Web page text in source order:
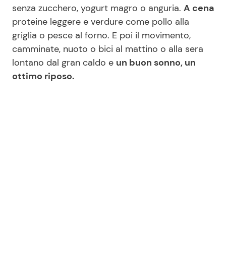
senza zucchero, yogurt magro o anguria. A cena
proteine leggere e verdure come pollo alla
griglia o pesce al forno. E poi il movimento,
camminate, nuoto o bici al mattino o alla sera
lontano dal gran caldo e un buon sonno, un
ottimo riposo.